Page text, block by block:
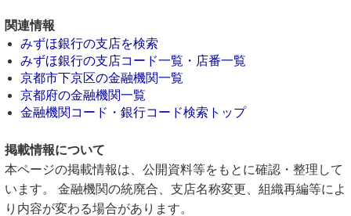
関連情報
みずほ銀行の支店を検索
みずほ銀行の支店コード一覧・店番一覧
京都市下京区の金融機関一覧
京都府の金融機関一覧
金融機関コード・銀行コード検索トップ
掲載情報について
本ページの掲載情報は、公開資料等をもとに確認・整理して
います。 金融機関の統廃合、支店名称変更、組織再編等によ
り内容が変わる場合があります。